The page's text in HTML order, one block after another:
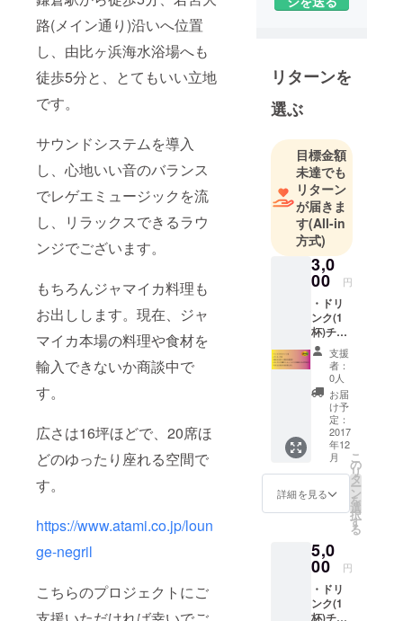
路(メイン通り)沿いへ位置
し、由比ヶ浜海水浴場へも
徒歩5分と、とてもいい立地
です。
サウンドシステムを導入
し、心地いい音のバランス
でレゲエミュージックを流
し、リラックスできるラウ
ンジでございます。
もちろんジャマイカ料理も
お出しします。現在、ジャ
マイカ本場の料理や食材を
輸入できないか商談中で
す。
広さは16坪ほどで、20席ほ
どのゆったり座れる空間で
す。
https://www.atami.co.jp/loun
ge-negril
こちらのプロジェクトにご
でおりま
す。
バリスタ、
コーチ、社
会活動家、
アーティス
トなどが主
な職業で
す。
コーヒーや
嗜好品の追
求を続ける
事が好きで
自分の好き
な事への追
求が、社会
貢献や自分
自身の豊か
な人生を送
る可能性が
広がってい
く事を証明
日々チャレ
ンジし続け
ています。
よろしくお
リターンを
選ぶ
目標金額
未達でも
リターン
が届きま
す(All-in
方式)
3,0
00 円
・ドリ
ンク(1
杯)チ
ケット3
枚 ・ス
テッ
カー10
望の方
に店内
へご希
望の写
真を掲
示 ・ス
タッフ
(コー
ヒー、
ジャマ
イカ料
理のス
支援
者：
0人
お届
け予
定：
2017
年12
月
詳細を見る
こ
の
リ
タ
ー
ン
を
選
択
す
る
5,0
00 円
・ドリ
ンク(1
杯)チ